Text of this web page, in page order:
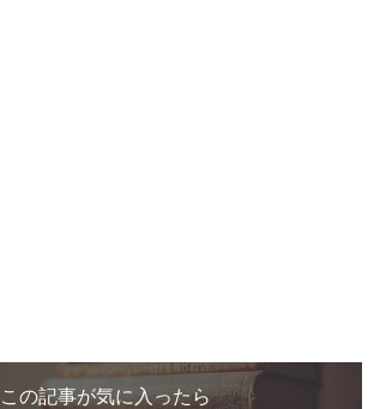
この記事が気に入ったら